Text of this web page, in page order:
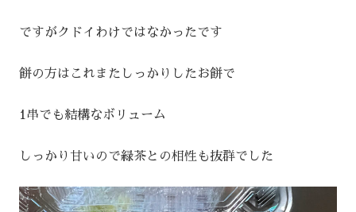
ですがクドイわけではなかったです
餅の方はこれまたしっかりしたお餅で
1串でも結構なボリューム
しっかり甘いので緑茶との相性も抜群でした